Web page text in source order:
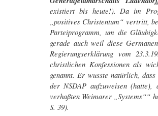
existiert bis heute!). Da im
„positives Christentum“ vertritt,
Parteiprogramm, um die
gerade auch weil diese
Regierungserklärung vom
christlichen Konfessionen als
genannt. Er wusste natürlich,
der NSDAP aufzuweisen (hatte),
verhaßten Weimarer „Systems““
S. 39).